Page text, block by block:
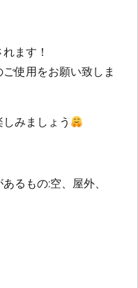
ます！
使用をお願い致しま
みましょう